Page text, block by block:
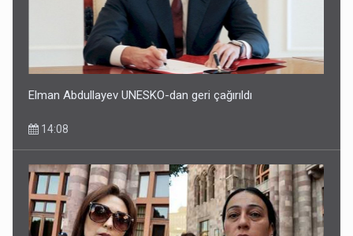
Elman Abdullayev UNESKO-dan geri çağırıldı
14:08